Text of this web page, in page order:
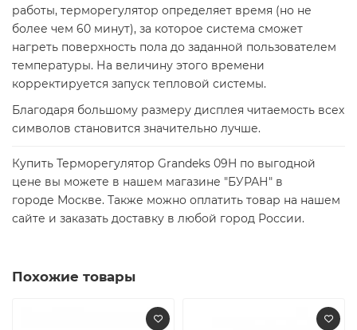
работы, терморегулятор определяет время (но не
более чем 60 минут), за которое система сможет
нагреть поверхность пола до заданной пользователем
температуры. На величину этого времени
корректируется запуск тепловой системы.
Благодаря большому размеру дисплея читаемость всех
символов становится значительно лучше.
Купить Терморегулятор Grandeks 09H по выгодной
цене вы можете в нашем магазине "БУРАН" в
городе Москве. Также можно оплатить товар на нашем
сайте и заказать доставку в любой город России.
Похожие товары